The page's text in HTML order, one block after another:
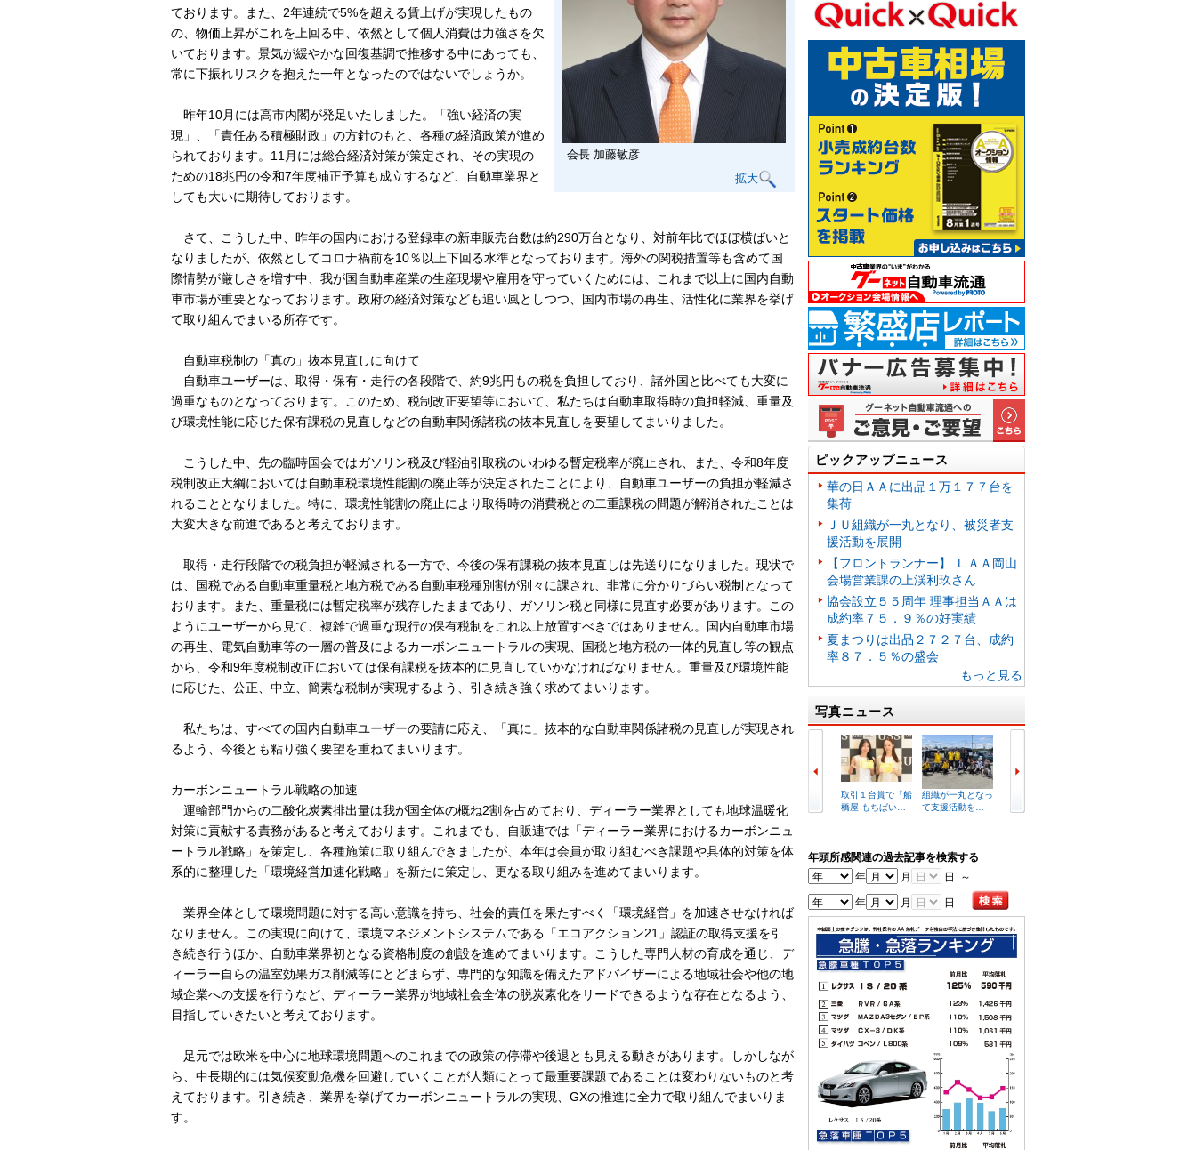
会長 加藤敏彦
拡大
ております。また、2年連続で5%を超える賃上げが実現したもの
の、物価上昇がこれを上回る中、依然として個人消費は力強さを欠
いております。景気が緩やかな回復基調で推移する中にあっても、
常に下振れリスクを抱えた一年となったのではないでしょうか。
昨年10月には高市内閣が発足いたしました。「強い経済の実
現」、「責任ある積極財政」の方針のもと、各種の経済政策が進め
られております。11月には総合経済対策が策定され、その実現の
ための18兆円の令和7年度補正予算も成立するなど、自動車業界と
しても大いに期待しております。
さて、こうした中、昨年の国内における登録車の新車販売台数は約290万台となり、対前年比でほぼ横ばいと
なりましたが、依然としてコロナ禍前を10％以上下回る水準となっております。海外の関税措置等も含めて国
際情勢が厳しさを増す中、我が国自動車産業の生産現場や雇用を守っていくためには、これまで以上に国内自動
車市場が重要となっております。政府の経済対策なども追い風としつつ、国内市場の再生、活性化に業界を挙げ
て取り組んでまいる所存です。
自動車税制の「真の」抜本見直しに向けて
自動車ユーザーは、取得・保有・走行の各段階で、約9兆円もの税を負担しており、諸外国と比べても大変に
過重なものとなっております。このため、税制改正要望等において、私たちは自動車取得時の負担軽減、重量及
び環境性能に応じた保有課税の見直しなどの自動車関係諸税の抜本見直しを要望してまいりました。
こうした中、先の臨時国会ではガソリン税及び軽油引取税のいわゆる暫定税率が廃止され、また、令和8年度
税制改正大綱においては自動車税環境性能割の廃止等が決定されたことにより、自動車ユーザーの負担が軽減さ
れることとなりました。特に、環境性能割の廃止により取得時の消費税との二重課税の問題が解消されたことは
大変大きな前進であると考えております。
取得・走行段階での税負担が軽減される一方で、今後の保有課税の抜本見直しは先送りになりました。現状で
は、国税である自動車重量税と地方税である自動車税種別割が別々に課され、非常に分かりづらい税制となって
おります。また、重量税には暫定税率が残存したままであり、ガソリン税と同様に見直す必要があります。この
ようにユーザーから見て、複雑で過重な現行の保有税制をこれ以上放置すべきではありません。国内自動車市場
の再生、電気自動車等の一層の普及によるカーボンニュートラルの実現、国税と地方税の一体的見直し等の観点
から、令和9年度税制改正においては保有課税を抜本的に見直していかなければなりません。重量及び環境性能
に応じた、公正、中立、簡素な税制が実現するよう、引き続き強く求めてまいります。
私たちは、すべての国内自動車ユーザーの要請に応え、「真に」抜本的な自動車関係諸税の見直しが実現され
るよう、今後とも粘り強く要望を重ねてまいります。
カーボンニュートラル戦略の加速
運輸部門からの二酸化炭素排出量は我が国全体の概ね2割を占めており、ディーラー業界としても地球温暖化
対策に貢献する責務があると考えております。これまでも、自販連では「ディーラー業界におけるカーボンニュ
ートラル戦略」を策定し、各種施策に取り組んできましたが、本年は会員が取り組むべき課題や具体的対策を体
系的に整理した「環境経営加速化戦略」を新たに策定し、更なる取り組みを進めてまいります。
業界全体として環境問題に対する高い意識を持ち、社会的責任を果たすべく「環境経営」を加速させなければ
なりません。この実現に向けて、環境マネジメントシステムである「エコアクション21」認証の取得支援を引
き続き行うほか、自動車業界初となる資格制度の創設を進めてまいります。こうした専門人材の育成を通じ、デ
ィーラー自らの温室効果ガス削減等にとどまらず、専門的な知識を備えたアドバイザーによる地域社会や他の地
域企業への支援を行うなど、ディーラー業界が地域社会全体の脱炭素化をリードできるような存在となるよう、
目指していきたいと考えております。
足元では欧米を中心に地球環境問題へのこれまでの政策の停滞や後退とも見える動きがあります。しかしなが
ら、中長期的には気候変動危機を回避していくことが人類にとって最重要課題であることは変わりないものと考
えております。引き続き、業界を挙げてカーボンニュートラルの実現、GXの推進に全力で取り組んでまいりま
す。
ピックアップニュース
華の日ＡＡに出品１万１７７台を
集荷
ＪＵ組織が一丸となり、被災者支
援活動を展開
【フロントランナー】 ＬＡＡ岡山
会場営業課の上渓利玖さん
協会設立５５周年 理事担当ＡＡは
成約率７５．９％の好実績
夏まつりは出品２７２７台、成約
率８７．５％の盛会
もっと見る
写真ニュース
取引１台賞で「船
橋屋 もちぱい…
組織が一丸となっ
て支援活動を…
年頭所感関連の過去記事を検索する
年
月 日 ～
年 月 日